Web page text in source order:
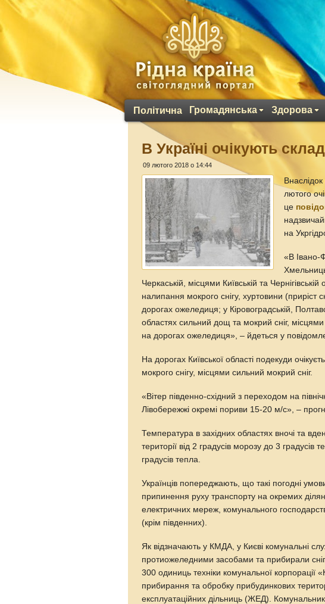
Політична Громадянська Здорова
В Україні очікують
09 лютого 2018 о 14:44
лютого
це
на
«В Івано-
Черкаській, місцями Київській та
налипання мокрого снігу, хуртовини (приріст
дорогах ожеледиця; у Кіровоградській,
областях сильний дощ та мокрий сніг,
на дорогах ожеледиця», – йдеться у
На дорогах Київської області подекуди
мокрого снігу, місцями сильний мокрий сніг.
«Вітер південно-східний з переходом на
Лівобережжі окремі пориви 15-20 м/с», –
Температура в західних областях вночі та
території від 2 градусів морозу до 3 градусів
градусів тепла.
Українців попереджають, що такі погодні
припинення руху транспорту на окремих
електричних мереж, комунального
(крім південних).
Як відзначають у КМДА, у Києві комунальні
протиожеледними засобами та прибирали
300 одиниць техніки комунальної корпорації
прибирання та обробку прибудинкових
експлуатаційних дільниць (ЖЕД).